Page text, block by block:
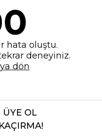
hata oluştu.
deneyiniz.
dön
ÜYE OL